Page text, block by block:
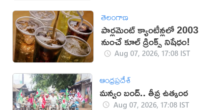
తెలంగాణ
పార్లమెంట్ క్యాంటీన్లలో 2003
నుంచే కూల్ డ్రింక్స్ నిషేధం!
Aug 07, 2026, 17:08 IST
ఆంధ్రప్రదేశ్
మన్యం బంద్.. తీవ్ర ఉత్కంఠ
Aug 07, 2026, 17:08 IST